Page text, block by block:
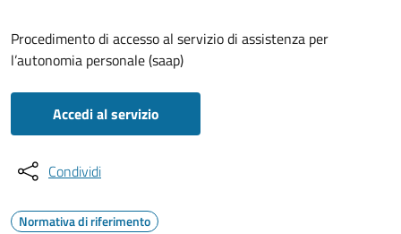
Procedimento di accesso al servizio di assistenza per
l’autonomia personale (saap)
Accedi al servizio
Condividi
Normativa di riferimento